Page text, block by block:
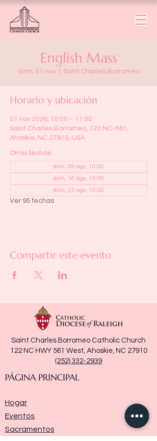
English Mass
dom, 01 nov
  |
Saint Charles Borromeo
Horario y ubicación
01 nov 2026, 10:00 – 11:00
Saint Charles Borromeo, 122 NC-561,
Ahoskie, NC 27910, USA
Otras fechas
dom, 09 ago, 10:00
dom, 16 ago, 10:00
dom, 23 ago, 10:00
Ver 95 fechas
Compartir este evento
Saint Charles Borromeo Catholic Church
122 NC HWY 561 West, Ahoskie, NC 27910
(252) 332-2939
PÁGINA PRINCIPAL
Hogar
Eventos
Sacramentos